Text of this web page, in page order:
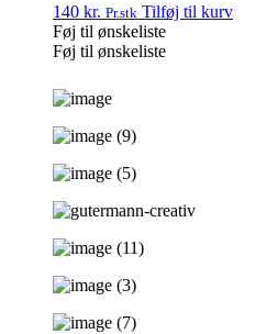
140 kr. Pr.stk Tilføj til kurv
Føj til ønskeliste
Føj til ønskeliste